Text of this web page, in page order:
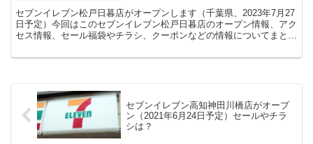
セブンイレブン松戸日暮店がオープンします（千葉県、2023年7月27
日予定）今回はこのセブンイレブン松戸日暮店のオープン情報、アク
セス情報、セール福袋やチラシ、クーポンなどの情報についてまとめ
セブンイレブン高知神田川橋店がオープ
ン（2021年6月24日予定）セールやチラ
シは？